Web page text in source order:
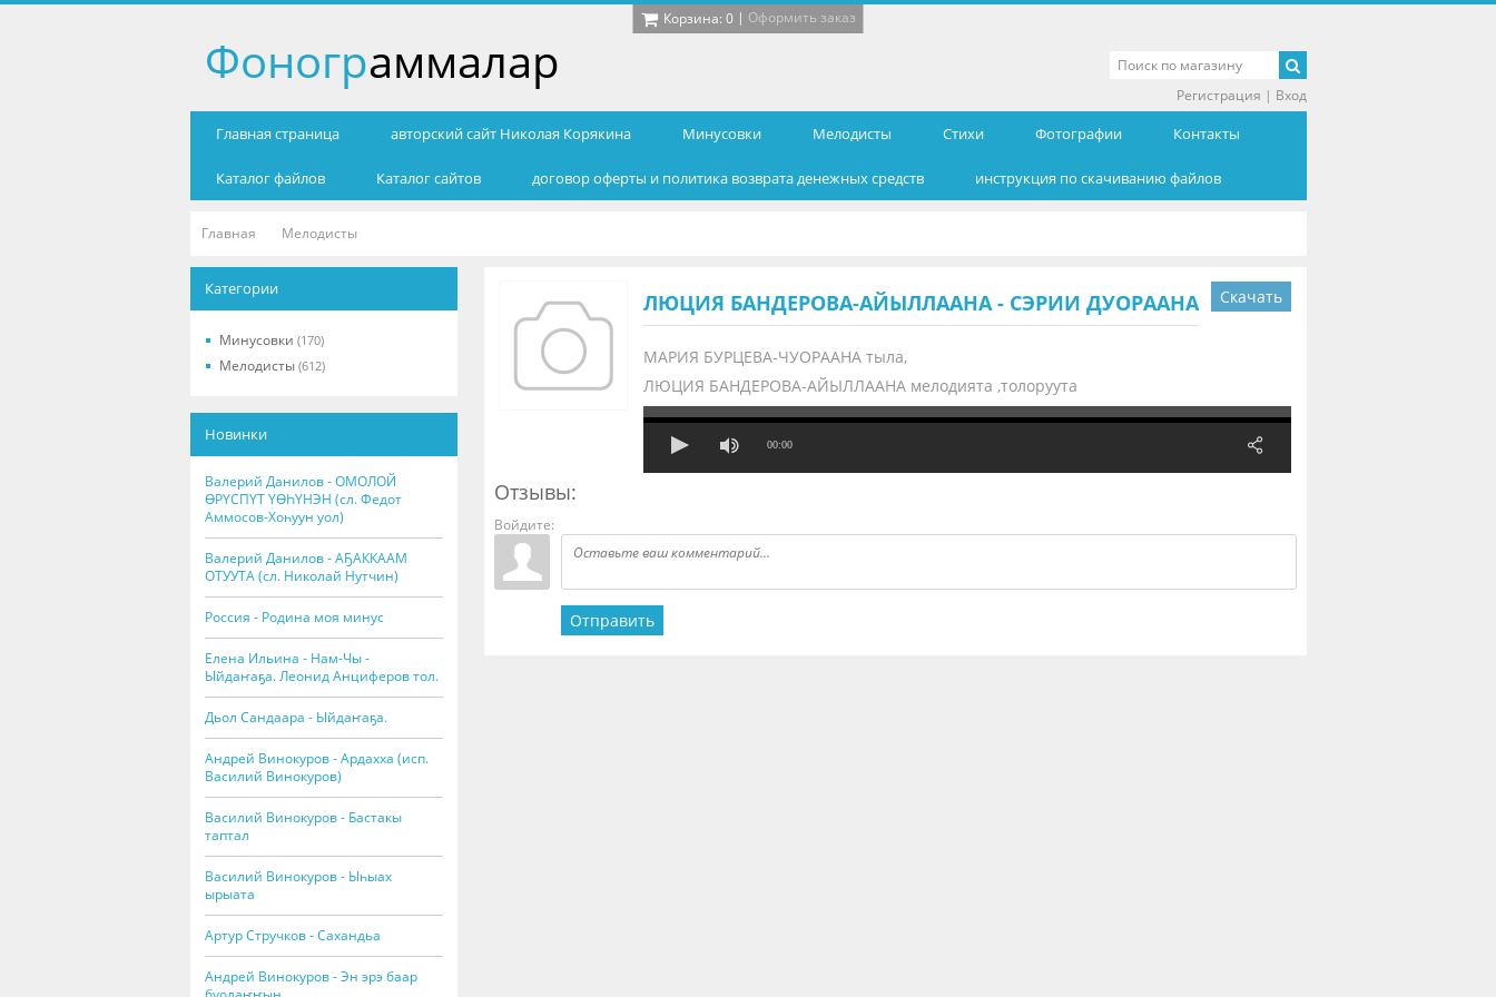
Корзина: 0| Оформить заказ
Фонограммалар
Главная страница авторский сайт Николая Корякина Минусовки Мелодисты Cтихи Фотографии Контакты
Каталог файлов Каталог сайтов договор оферты и политика возврата денежных средств инструкция по скачиванию файлов
Регистрация | Вход
Главная Мелодисты
ЛЮЦИЯ БАНДЕРОВА-АЙЫЛЛААНА - СЭРИИ ДУОРААНА Скачать
МАРИЯ БУРЦЕВА-ЧУОРААНА тыла,
ЛЮЦИЯ БАНДЕРОВА-АЙЫЛЛААНА мелодията ,толоруута
00:00
Отзывы:
Войдите:
Отправить
Категории
Минусовки (170)
Мелодисты (612)
Новинки
Валерий Данилов - ОМОЛОЙ
ӨРҮСПҮТ ҮӨҺҮНЭН (сл. Федот
Аммосов-Хоһуун уол)
Валерий Данилов - АҔАККААМ
ОТУУТА (сл. Николай Нутчин)
Россия - Родина моя минус
Елена Ильина - Нам-Чы -
Ыйдаҥаҕа. Леонид Анциферов тол.
Дьол Сандаара - Ыйдаҥаҕа.
Андрей Винокуров - Ардахха (исп.
Василий Винокуров)
Василий Винокуров - Бастакы
таптал
Василий Винокуров - Ыһыах
ырыата
Артур Стручков - Сахандьа
Андрей Винокуров - Эн эрэ баар